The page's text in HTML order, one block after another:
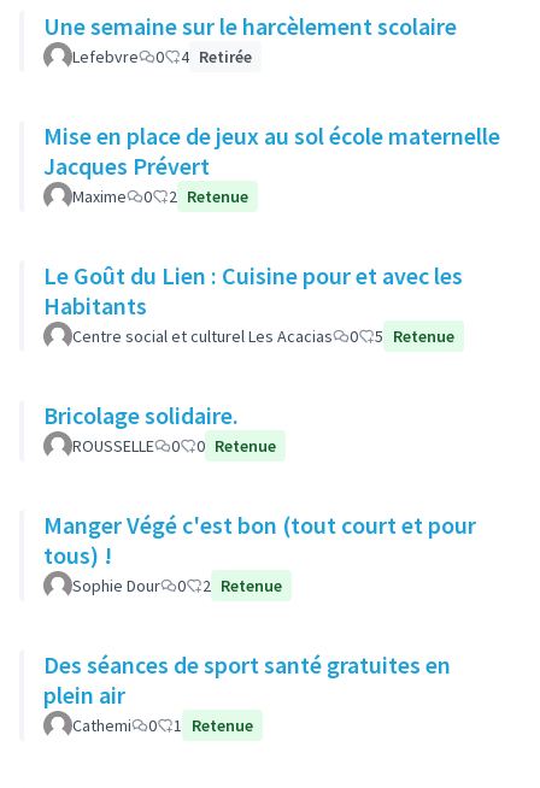
Une semaine sur le harcèlement scolaire
Lefebvre 0 4 Retirée
Mise en place de jeux au sol école maternelle
Jacques Prévert
Maxime 0 2 Retenue
Le Goût du Lien : Cuisine pour et avec les
Habitants
Centre social et culturel Les Acacias 0 5 Retenue
Bricolage solidaire.
ROUSSELLE 0 0 Retenue
Manger Végé c'est bon (tout court et pour
tous) !
Sophie Dour 0 2 Retenue
Des séances de sport santé gratuites en
plein air
Cathemi 0 1 Retenue